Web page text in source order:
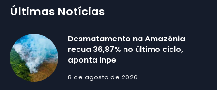
Últimas Notícias
Desmatamento na Amazônia
recua 36,87% no último ciclo,
aponta Inpe
8 de agosto de 2026